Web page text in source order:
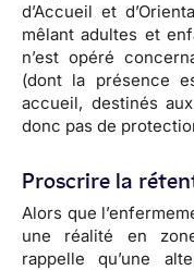
d’Accueil et
mêlant adultes et
n’est opéré
(dont la présence
accueil, destinés
donc pas de
Proscrire la
Alors que
une réalité en
rappelle qu’une